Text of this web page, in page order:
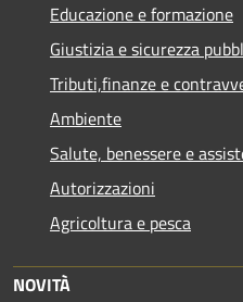
Educazione e formazione
Giustizia e sicurezza
Tributi,finanze e
Ambiente
Salute, benessere e
Autorizzazioni
Agricoltura e pesca
NOVITÀ